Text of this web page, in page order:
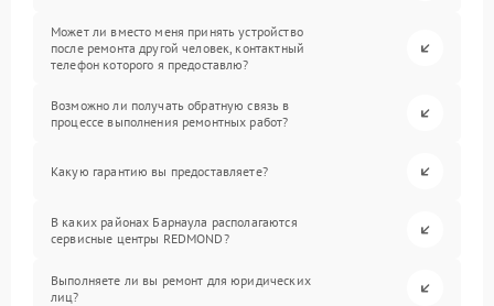
Может ли вместо меня принять устройство
после ремонта другой человек, контактный
телефон которого я предоставлю?
Возможно ли получать обратную связь в
процессе выполнения ремонтных работ?
Какую гарантию вы предоставляете?
В каких районах Барнаула располагаются
сервисные центры REDMOND?
Выполняете ли вы ремонт для юридических
лиц?